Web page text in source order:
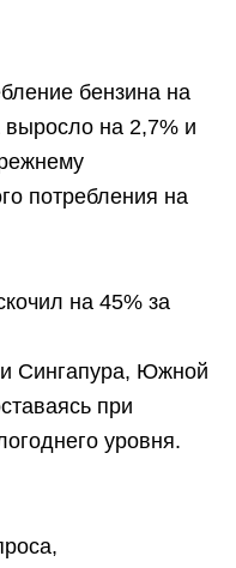
бензина на
на 2,7% и
потребления на
на 45% за
Сингапура, Южной
при
уровня.